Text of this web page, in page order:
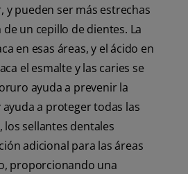
y pueden ser más estrechas
un cepillo de dientes. La
en esas áreas, y el ácido en
el esmalte y las caries se
ayuda a prevenir la
a proteger todas las
sellantes dentales
adicional para las áreas
proporcionando una